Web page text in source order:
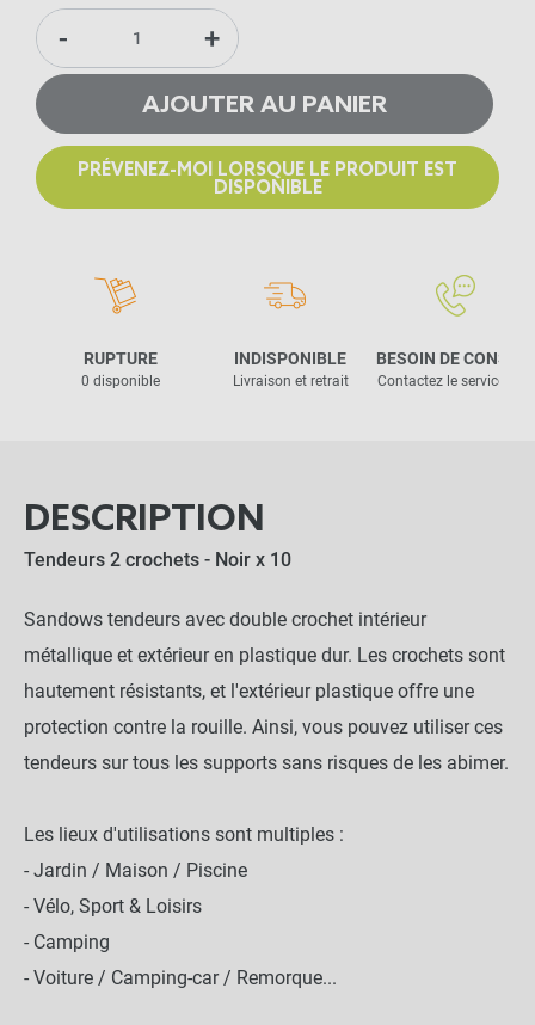
- +
AJOUTER AU PANIER
PRÉVENEZ-MOI LORSQUE LE PRODUIT EST
DISPONIBLE
RUPTURE
0 disponible
INDISPONIBLE
Livraison et retrait
BESOIN DE CONSEIL
Contactez le service
DESCRIPTION
Tendeurs 2 crochets - Noir x 10
Sandows tendeurs avec double crochet intérieur
métallique et extérieur en plastique dur. Les crochets sont
hautement résistants, et l'extérieur plastique offre une
protection contre la rouille. Ainsi, vous pouvez utiliser ces
tendeurs sur tous les supports sans risques de les abimer.
Les lieux d'utilisations sont multiples :
- Jardin / Maison / Piscine
- Vélo, Sport & Loisirs
- Camping
- Voiture / Camping-car / Remorque...